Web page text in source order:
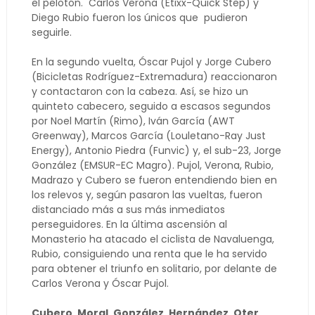
el pelotón. Carlos Verona (Etixx-Quick Step) y
Diego Rubio fueron los únicos que pudieron
seguirle.
En la segundo vuelta, Óscar Pujol y Jorge Cubero
(Bicicletas Rodríguez-Extremadura) reaccionaron
y contactaron con la cabeza. Así, se hizo un
quinteto cabecero, seguido a escasos segundos
por Noel Martín (Rimo), Iván García (AWT
Greenway), Marcos García (Louletano-Ray Just
Energy), Antonio Piedra (Funvic) y, el sub-23, Jorge
González (EMSUR-EC Magro). Pujol, Verona, Rubio,
Madrazo y Cubero se fueron entendiendo bien en
los relevos y, según pasaron las vueltas, fueron
distanciado más a sus más inmediatos
perseguidores. En la última ascensión al
Monasterio ha atacado el ciclista de Navaluenga,
Rubio, consiguiendo una renta que le ha servido
para obtener el triunfo en solitario, por delante de
Carlos Verona y Óscar Pujol.